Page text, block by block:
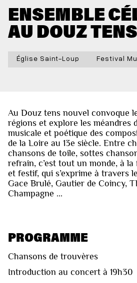
ENSEMBLE
AU DOUZ
Église Saint-Loup Festival
Au Douz tens nouvel convoque
régions et explore les méandres
musicale et poétique des
de la Loire au 13e siècle. Entre
chansons de toile, sottes
refrain, c’est tout un monde, à
et festif, qui s’exprime à travers
Gace Brulé, Gautier de Coincy,
Champagne ...
PROGRAMME
Chansons de trouvères
Introduction au concert à 19h30